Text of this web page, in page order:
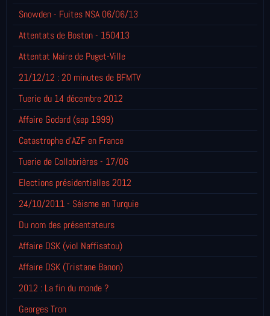
Snowden - Fuites NSA 06/06/13
Attentats de Boston - 150413
Attentat Maire de Puget-Ville
21/12/12 : 20 minutes de BFMTV
Tuerie du 14 décembre 2012
Affaire Godard (sep 1999)
Catastrophe d'AZF en France
Tuerie de Collobrières - 17/06
Elections présidentielles 2012
24/10/2011 - Séisme en Turquie
Du nom des présentateurs
Affaire DSK (viol Naffisatou)
Affaire DSK (Tristane Banon)
2012 : La fin du monde ?
Georges Tron